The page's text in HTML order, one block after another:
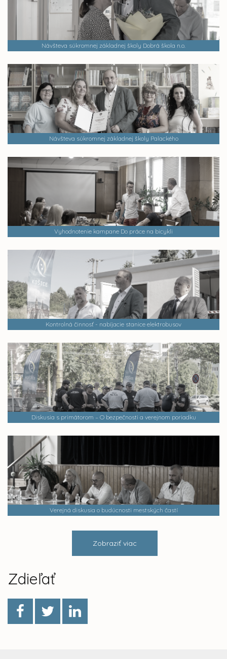
Návšteva súkromnej základnej školy Dobrá škola n.o.
Návšteva súkromnej základnej školy Palackého
Vyhodnotenie kampane Do práce na bicykli
Kontrolná činnosť - nabíjacie stanice elektrobusov
Diskusia s primátorom – O bezpečnosti a verejnom poriadku
Verejná diskusia o budúcnosti mestských častí
Zobraziť viac
Zdieľať